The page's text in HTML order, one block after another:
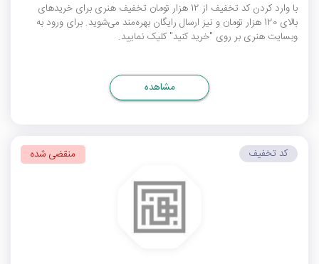
با وارد کردن کد تخفیف از 12 هزار تومان تخفیف هنری برای خریدهای
بالای 120 هزار تومان و نیز ارسال رایگان بهره‌مند می‌شوید. برای ورود به
وبسایت هنری بر روی "خرید کنید" کلیک نمایید.
مشاهده
کد تخفیف منقضی شده